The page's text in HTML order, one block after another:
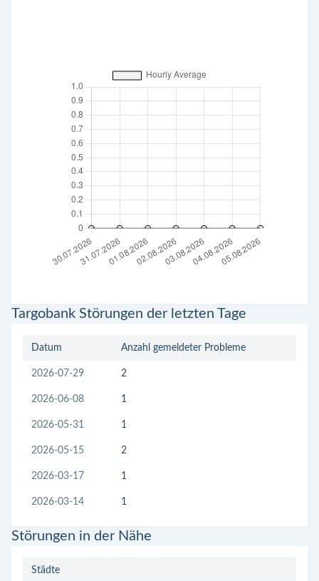
Targobank Störungen der letzten Tage
Datum Anzahl gemeldeter Probleme
2026-07-29 2
2026-06-08 1
2026-05-31 1
2026-05-15 2
2026-03-17 1
2026-03-14 1
Störungen in der Nähe
Städte